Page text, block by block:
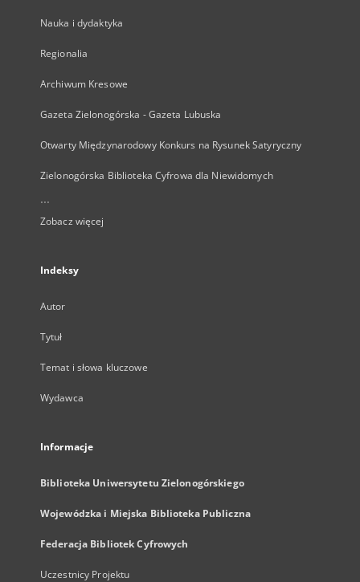
Nauka i dydaktyka
Regionalia
Archiwum Kresowe
Gazeta Zielonogórska - Gazeta Lubuska
Otwarty Międzynarodowy Konkurs na Rysunek Satyryczny
Zielonogórska Biblioteka Cyfrowa dla Niewidomych
...
Zobacz więcej
Indeksy
Autor
Tytuł
Temat i słowa kluczowe
Wydawca
Informacje
Biblioteka Uniwersytetu Zielonogórskiego
Wojewódzka i Miejska Biblioteka Publiczna
Federacja Bibliotek Cyfrowych
Uczestnicy Projektu